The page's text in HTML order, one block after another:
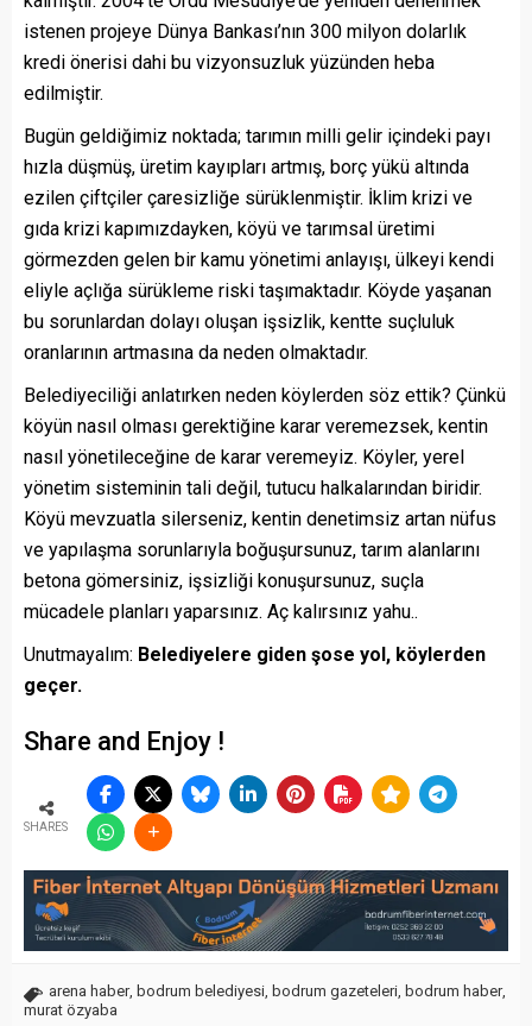
istenen projeye Dünya Bankası’nın 300 milyon dolarlık
kredi önerisi dahi bu vizyonsuzluk yüzünden heba
edilmiştir.
Bugün geldiğimiz noktada; tarımın milli gelir içindeki payı
hızla düşmüş, üretim kayıpları artmış, borç yükü altında
ezilen çiftçiler çaresizliğe sürüklenmiştir. İklim krizi ve
gıda krizi kapımızdayken, köyü ve tarımsal üretimi
görmezden gelen bir kamu yönetimi anlayışı, ülkeyi kendi
eliyle açlığa sürükleme riski taşımaktadır. Köyde yaşanan
bu sorunlardan dolayı oluşan işsizlik, kentte suçluluk
oranlarının artmasına da neden olmaktadır.
Belediyeciliği anlatırken neden köylerden söz ettik? Çünkü
köyün nasıl olması gerektiğine karar veremezsek, kentin
nasıl yönetileceğine de karar veremeyiz. Köyler, yerel
yönetim sisteminin tali değil, tutucu halkalarından biridir.
Köyü mevzuatla silerseniz, kentin denetimsiz artan nüfus
ve yapılaşma sorunlarıyla boğuşursunuz, tarım alanlarını
betona gömersiniz, işsizliği konuşursunuz, suçla
mücadele planları yaparsınız. Aç kalırsınız yahu..
Unutmayalım: Belediyelere giden şose yol, köylerden
geçer.
Share and Enjoy !
SHARES
arena haber, bodrum belediyesi, bodrum gazeteleri, bodrum haber,
murat özyaba